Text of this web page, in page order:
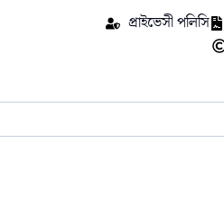
প্রাইভেসী পলিসি